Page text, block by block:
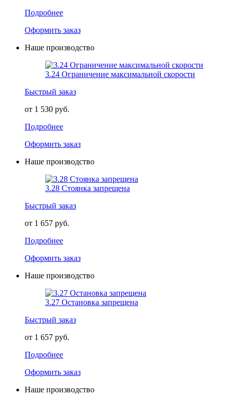
Подробнее
Оформить заказ
Наше производство
3.24 Ограничение максимальной скорости
Быстрый заказ
от 1 530 руб.
Подробнее
Оформить заказ
Наше производство
3.28 Стоянка запрещена
Быстрый заказ
от 1 657 руб.
Подробнее
Оформить заказ
Наше производство
3.27 Остановка запрещена
Быстрый заказ
от 1 657 руб.
Подробнее
Оформить заказ
Наше производство